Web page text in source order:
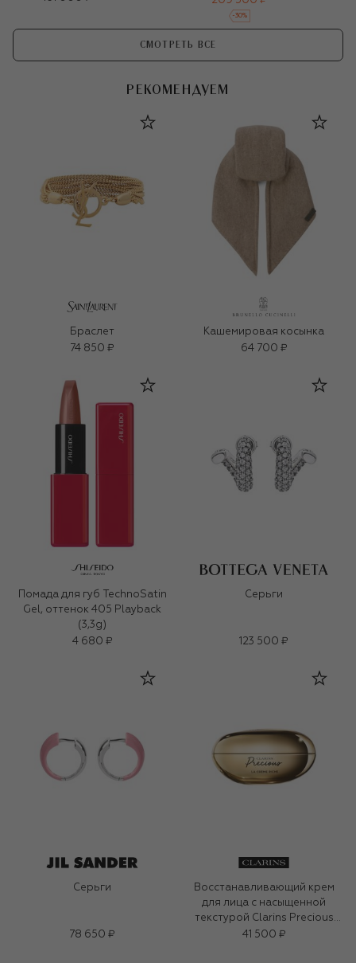
-30%
СМОТРЕТЬ ВСЕ
РЕКОМЕНДУЕМ
Браслет
74 850 ₽
Кашемировая косынка
64 700 ₽
Помада для губ TechnoSatin
Gel, оттенок 405 Playback
(3,3g)
4 680 ₽
Серьги
123 500 ₽
Серьги
78 650 ₽
Восстанавливающий крем
для лица с насыщенной
текстурой Clarins Precious
(50ml)
41 500 ₽